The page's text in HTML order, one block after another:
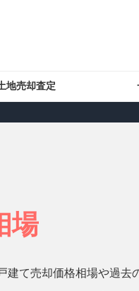
地売却査定
場
て売却価格相場や過去